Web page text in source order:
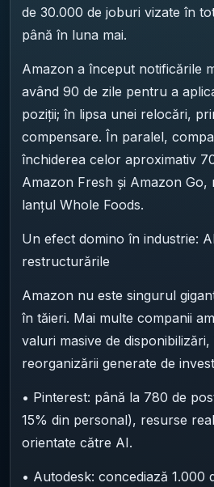
de 30.000 de joburi vizate în
până în luna mai.
Amazon a început notificările
având 90 de zile pentru a
poziții; în lipsa unei relocări,
compensare. În paralel,
închiderea celor aproximativ
Amazon Fresh și Amazon Go,
lanțul Whole Foods.
Un efect domino în industrie:
restructurările
Amazon nu este singurul
în tăieri. Mai multe companii
valuri masive de
reorganizării generate de
• Pinterest: până la 780 de
15% din personal), resurse
orientate către AI.
• Autodesk: concediază 1.000